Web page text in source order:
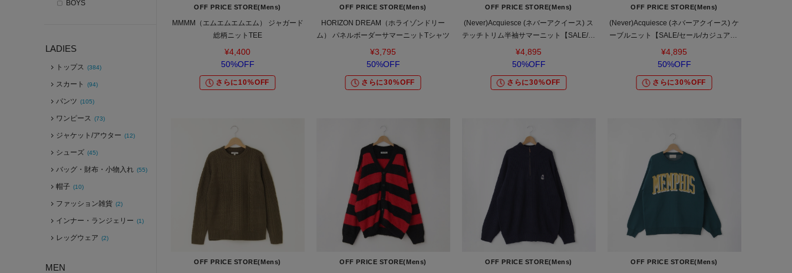
BOYS
LADIES
トップス (384)
スカート (94)
パンツ (105)
ワンピース (73)
ジャケット/アウター (12)
シューズ (45)
バッグ・財布・小物入れ (55)
帽子 (10)
ファッション雑貨 (2)
インナー・ランジェリー (1)
レッグウェア (2)
MEN
OFF PRICE STORE(Mens)
MMMM（エムエムエムエム） ジャガード
総柄ニットTEE
¥4,400
50%OFF
さらに10%OFF
OFF PRICE STORE(Mens)
HORIZON DREAM（ホライゾンドリー
ム） パネルボーダーサマーニットTシャツ
¥3,795
50%OFF
さらに30%OFF
OFF PRICE STORE(Mens)
(Never)Acquiesce (ネバーアクイース) ス
テッチトリム半袖サマーニット【SALE/セ
ール/カジュアル/デイリー/トレンド】
¥4,895
50%OFF
さらに30%OFF
OFF PRICE STORE(Mens)
(Never)Acquiesce (ネバーアクイース) ケ
ーブルニット【SALE/セール/カジュアル/
デイリー/トレンド/ユニセックス】
¥4,895
50%OFF
さらに30%OFF
OFF PRICE STORE(Mens) OFF PRICE STORE(Mens) OFF PRICE STORE(Mens) OFF PRICE STORE(Mens)